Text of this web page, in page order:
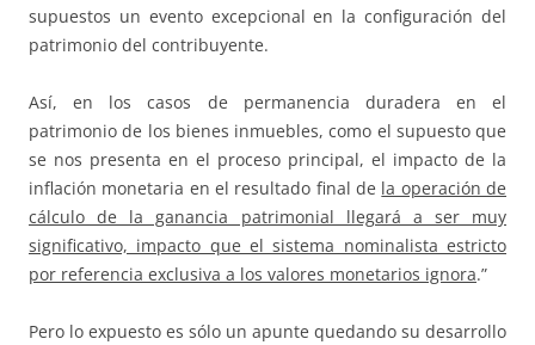
supuestos un evento excepcional en la configuración del
patrimonio del contribuyente.
Así, en los casos de permanencia duradera en el
patrimonio de los bienes inmuebles, como el supuesto que
se nos presenta en el proceso principal, el impacto de la
inflación monetaria en el resultado final de la operación de
cálculo de la ganancia patrimonial llegará a ser muy
significativo, impacto que el sistema nominalista estricto
por referencia exclusiva a los valores monetarios ignora.”
Pero lo expuesto es sólo un apunte quedando su desarrollo